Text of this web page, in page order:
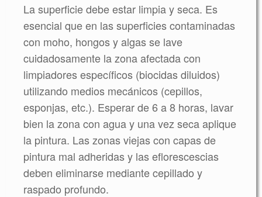
La superficie debe estar limpia y seca. Es
esencial que en las superficies contaminadas
con moho, hongos y algas se lave
cuidadosamente la zona afectada con
limpiadores específicos (biocidas diluidos)
utilizando medios mecánicos (cepillos,
esponjas, etc.). Esperar de 6 a 8 horas, lavar
bien la zona con agua y una vez seca aplique
la pintura. Las zonas viejas con capas de
pintura mal adheridas y las eflorescescias
deben eliminarse mediante cepillado y
raspado profundo.